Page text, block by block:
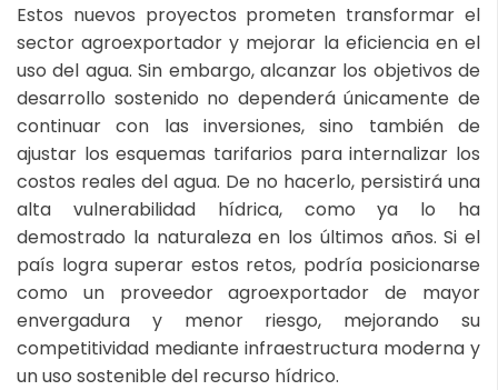
Estos nuevos proyectos prometen transformar el
sector agroexportador y mejorar la eficiencia en el
uso del agua. Sin embargo, alcanzar los objetivos de
desarrollo sostenido no dependerá únicamente de
continuar con las inversiones, sino también de
ajustar los esquemas tarifarios para internalizar los
costos reales del agua. De no hacerlo, persistirá una
alta vulnerabilidad hídrica, como ya lo ha
demostrado la naturaleza en los últimos años. Si el
país logra superar estos retos, podría posicionarse
como un proveedor agroexportador de mayor
envergadura y menor riesgo, mejorando su
competitividad mediante infraestructura moderna y
un uso sostenible del recurso hídrico.